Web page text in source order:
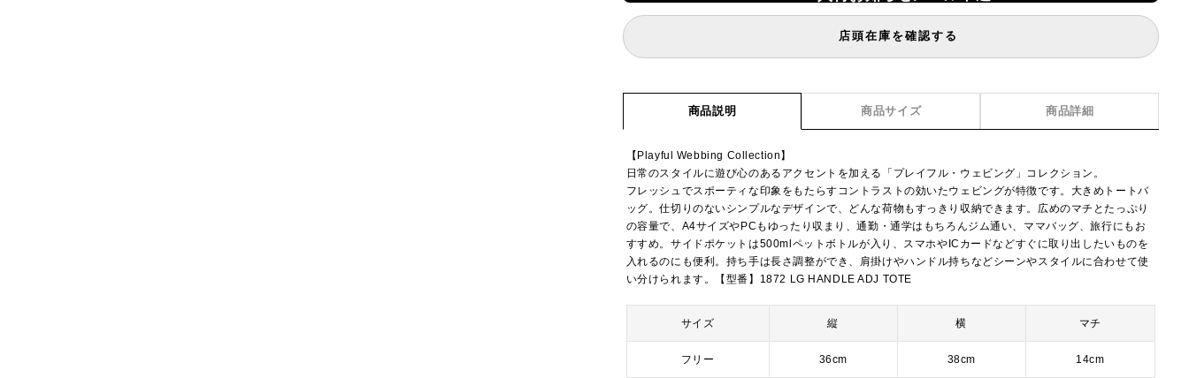
店頭在庫を確認する
商品説明 商品サイズ 商品詳細
【Playful Webbing Collection】
日常のスタイルに遊び心のあるアクセントを加える「プレイフル・ウェビング」コレクション。
フレッシュでスポーティな印象をもたらすコントラストの効いたウェビングが特徴です。大きめトートバ
ッグ。仕切りのないシンプルなデザインで、どんな荷物もすっきり収納できます。広めのマチとたっぷり
の容量で、A4サイズやPCもゆったり収まり、通勤・通学はもちろんジム通い、ママバッグ、旅行にもお
すすめ。サイドポケットは500mlペットボトルが入り、スマホやICカードなどすぐに取り出したいものを
入れるのにも便利。持ち手は長さ調整ができ、肩掛けやハンドル持ちなどシーンやスタイルに合わせて使
い分けられます。【型番】1872 LG HANDLE ADJ TOTE
サイズ 縦 横 マチ
フリー 36cm 38cm 14cm